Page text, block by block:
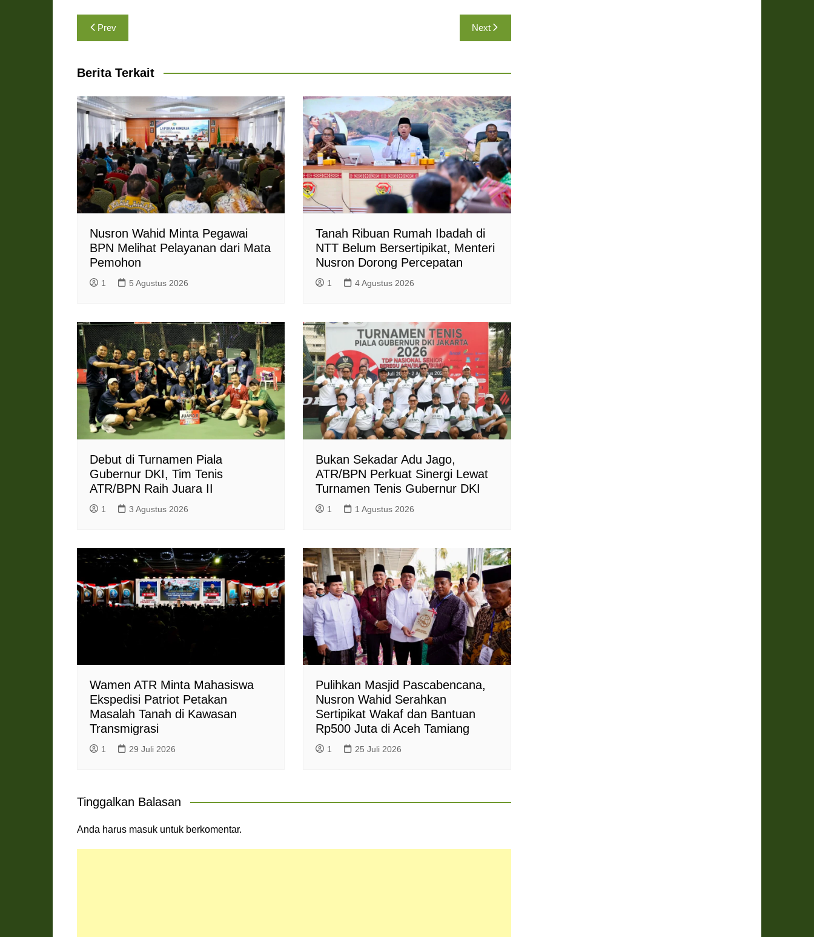
t
p
e
o
a
r
e
n
d
l
y
Navigasi
pos
Prev Next
Berita Terkait
Nusron Wahid Minta Pegawai
BPN Melihat Pelayanan dari Mata
Pemohon
1 5 Agustus 2026
Tanah Ribuan Rumah Ibadah di
NTT Belum Bersertipikat, Menteri
Nusron Dorong Percepatan
1 4 Agustus 2026
Debut di Turnamen Piala
Gubernur DKI, Tim Tenis
ATR/BPN Raih Juara II
1 3 Agustus 2026
Bukan Sekadar Adu Jago,
ATR/BPN Perkuat Sinergi Lewat
Turnamen Tenis Gubernur DKI
1 1 Agustus 2026
Wamen ATR Minta Mahasiswa
Ekspedisi Patriot Petakan
Masalah Tanah di Kawasan
Transmigrasi
1 29 Juli 2026
Pulihkan Masjid Pascabencana,
Nusron Wahid Serahkan
Sertipikat Wakaf dan Bantuan
Rp500 Juta di Aceh Tamiang
1 25 Juli 2026
Tinggalkan Balasan
Anda harus masuk untuk berkomentar.